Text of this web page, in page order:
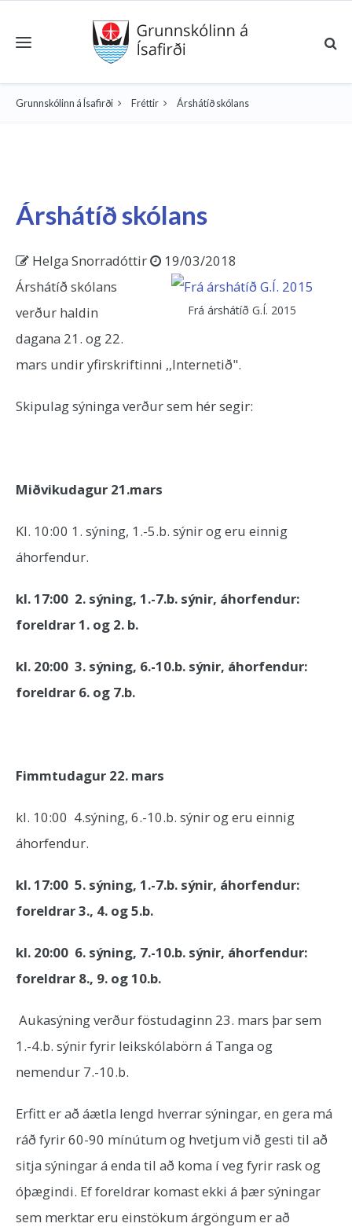
Toggle navigation
Grunnskólinn á Ísafirði Fréttir Árshátíð skólans
Árshátíð skólans
Helga Snorradóttir 19/03/2018
Frá árshátíð G.Í. 2015
Árshátíð skólans
verður haldin
dagana 21. og 22.
mars undir yfirskriftinni ,,Internetið".
Skipulag sýninga verður sem hér segir:
Miðvikudagur 21.mars
Kl. 10:00 1. sýning, 1.-5.b. sýnir og eru einnig
áhorfendur.
kl. 17:00 2. sýning, 1.-7.b. sýnir, áhorfendur:
foreldrar 1. og 2. b.
kl. 20:00 3. sýning, 6.-10.b. sýnir, áhorfendur:
foreldrar 6. og 7.b.
Fimmtudagur 22. mars
kl. 10:00 4.sýning, 6.-10.b. sýnir og eru einnig
áhorfendur.
kl. 17:00 5. sýning, 1.-7.b. sýnir, áhorfendur:
foreldrar 3., 4. og 5.b.
kl. 20:00 6. sýning, 7.-10.b. sýnir, áhorfendur:
foreldrar 8., 9. og 10.b.
Aukasýning verður föstudaginn 23. mars þar sem
1.-4.b. sýnir fyrir leikskólabörn á Tanga og
nemendur 7.-10.b.
Erfitt er að áætla lengd hverrar sýningar, en gera má
ráð fyrir 60-90 mínútum og hvetjum við gesti til að
sitja sýningar á enda til að koma í veg fyrir rask og
óþægindi. Ef foreldrar komast ekki á þær sýningar
sem merktar eru einstökum árgöngum er að